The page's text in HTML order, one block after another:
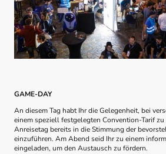
GAME-DAY
An diesem Tag habt Ihr die Gelegenheit, bei
einem speziell festgelegten Convention-Tarif
Anreisetag bereits in die Stimmung der
einzuführen. Am Abend seid Ihr zu einem
eingeladen, um den Austausch zu fördern.